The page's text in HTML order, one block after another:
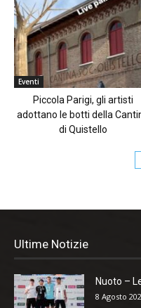
Eventi
Piccola Parigi, gli artisti
adottano le botti della
di Quistello
Ultime Notizie
Nuoto –
8 Agosto